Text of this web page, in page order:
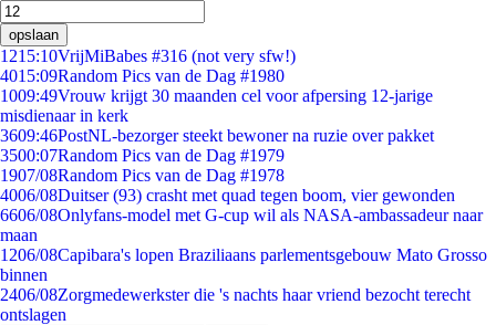
opslaan
1215:10VrijMiBabes #316 (not very sfw!)
4015:09Random Pics van de Dag #1980
1009:49Vrouw krijgt 30 maanden cel voor afpersing 12-jarige
misdienaar in kerk
3609:46PostNL-bezorger steekt bewoner na ruzie over pakket
3500:07Random Pics van de Dag #1979
1907/08Random Pics van de Dag #1978
4006/08Duitser (93) crasht met quad tegen boom, vier gewonden
6606/08Onlyfans-model met G-cup wil als NASA-ambassadeur naar
maan
1206/08Capibara's lopen Braziliaans parlementsgebouw Mato Grosso
binnen
2406/08Zorgmedewerkster die 's nachts haar vriend bezocht terecht
ontslagen